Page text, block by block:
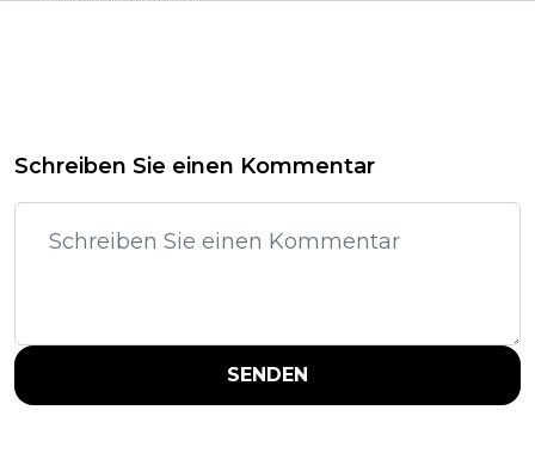
Schreiben Sie einen Kommentar
SENDEN